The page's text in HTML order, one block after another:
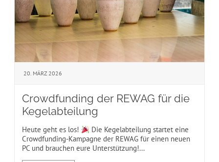
20. MÄRZ 2026
Crowdfunding der REWAG für die
Kegelabteilung
Heute geht es los!
Die Kegelabteilung startet eine
Crowdfunding-Kampagne der REWAG für einen neuen
PC und brauchen eure Unterstützung!...